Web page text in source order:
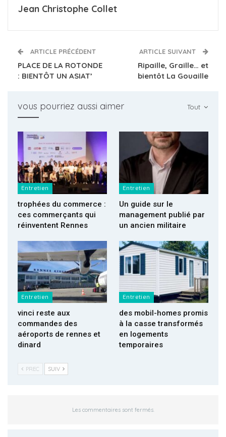
Jean Christophe Collet
ARTICLE PRÉCÉDENT
PLACE DE LA ROTONDE
: BIENTÔT UN ASIAT’
ARTICLE SUIVANT
Ripaille, Graille… et
bientôt La Gouaille
Tout
vous pourriez aussi aimer
Entretien
trophées du commerce :
ces commerçants qui
réinventent Rennes
Entretien
Un guide sur le
management publié par
un ancien militaire
Entretien
vinci reste aux
commandes des
aéroports de rennes et
dinard
Entretien
des mobil-homes promis
à la casse transformés
en logements
temporaires
PREC SUIV
Les commentaires sont fermés.